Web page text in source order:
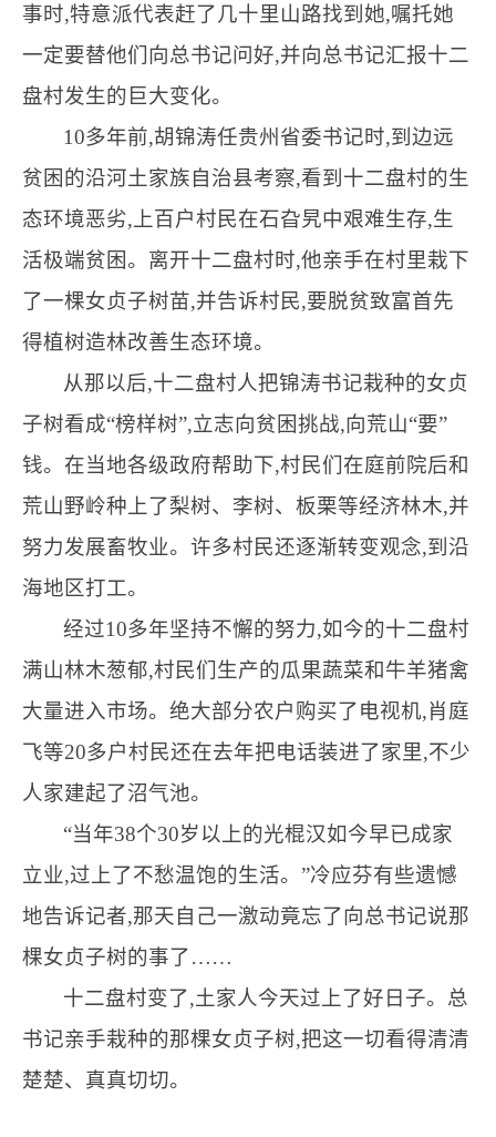
事时,特意派代表赶了几十里山路找到她,嘱托她
一定要替他们向总书记问好,并向总书记汇报十二
盘村发生的巨大变化。
10多年前,胡锦涛任贵州省委书记时,到边远
贫困的沿河土家族自治县考察,看到十二盘村的生
态环境恶劣,上百户村民在石旮旯中艰难生存,生
活极端贫困。离开十二盘村时,他亲手在村里栽下
了一棵女贞子树苗,并告诉村民,要脱贫致富首先
得植树造林改善生态环境。
从那以后,十二盘村人把锦涛书记栽种的女贞
子树看成“榜样树”,立志向贫困挑战,向荒山“要”
钱。在当地各级政府帮助下,村民们在庭前院后和
荒山野岭种上了梨树、李树、板栗等经济林木,并
努力发展畜牧业。许多村民还逐渐转变观念,到沿
海地区打工。
经过10多年坚持不懈的努力,如今的十二盘村
满山林木葱郁,村民们生产的瓜果蔬菜和牛羊猪禽
大量进入市场。绝大部分农户购买了电视机,肖庭
飞等20多户村民还在去年把电话装进了家里,不少
人家建起了沼气池。
“当年38个30岁以上的光棍汉如今早已成家
立业,过上了不愁温饱的生活。”冷应芬有些遗憾
地告诉记者,那天自己一激动竟忘了向总书记说那
棵女贞子树的事了……
十二盘村变了,土家人今天过上了好日子。总
书记亲手栽种的那棵女贞子树,把这一切看得清清
楚楚、真真切切。